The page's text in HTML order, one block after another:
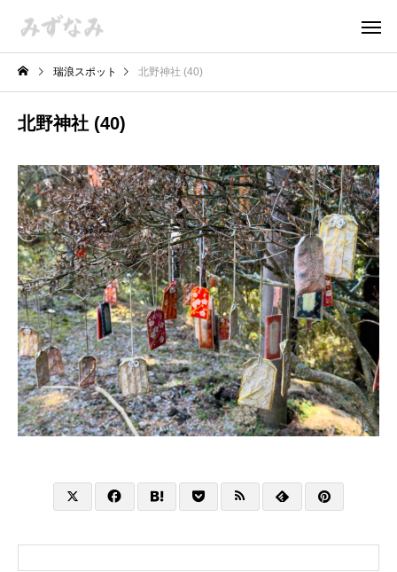
瑞浪スポット 北野神社 (40)
北野神社 (40)